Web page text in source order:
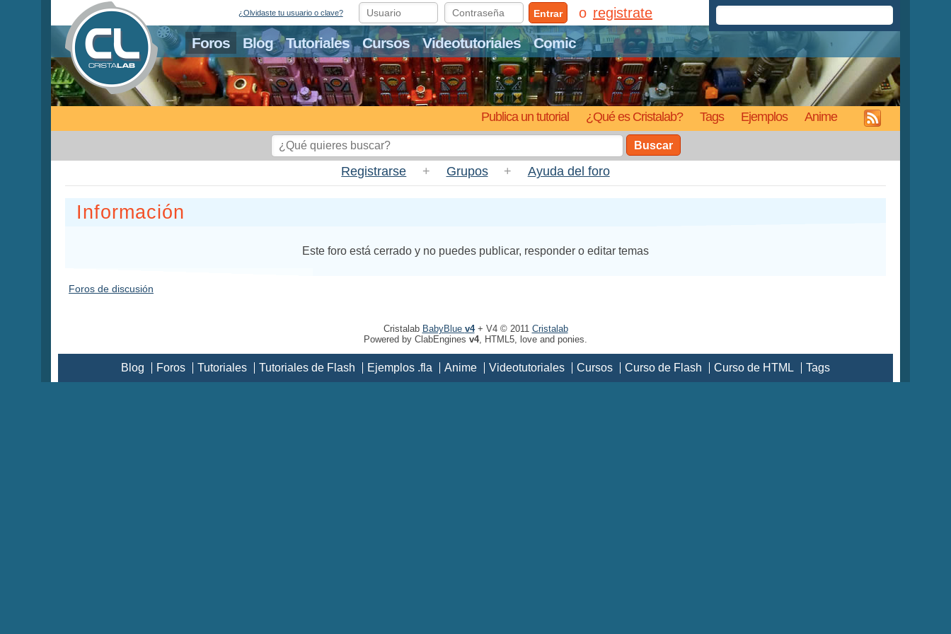
Foros Blog Tutoriales Cursos Videotutoriales Comic
Publica un tutorial ¿Qué es Cristalab? Tags Ejemplos Anime
¿Olvidaste tu usuario o clave? Entrar registrate
Buscar
Registrarse + Grupos + Ayuda del foro
Información
Este foro está cerrado y no puedes publicar, responder o editar temas
Foros de discusión
Cristalab BabyBlue v4+ V4 © 2011 Cristalab
Powered by ClabEngines v4, HTML5, love and ponies.
Blog Foros Tutoriales Tutoriales de Flash Ejemplos .fla Anime Videotutoriales Cursos Curso de Flash Curso de HTML Tags